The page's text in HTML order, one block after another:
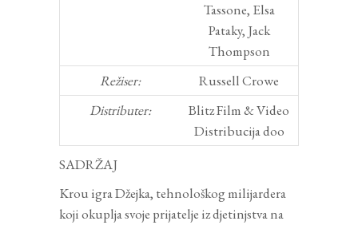
Tassone, Elsa
Pataky, Jack
Thompson
Režiser:
Russell Crowe
Distributer:
Blitz Film & Video
Distribucija doo
SADRŽAJ
Krou igra Džejka, tehnološkog milijardera
koji okuplja svoje prijatelje iz djetinjstva na